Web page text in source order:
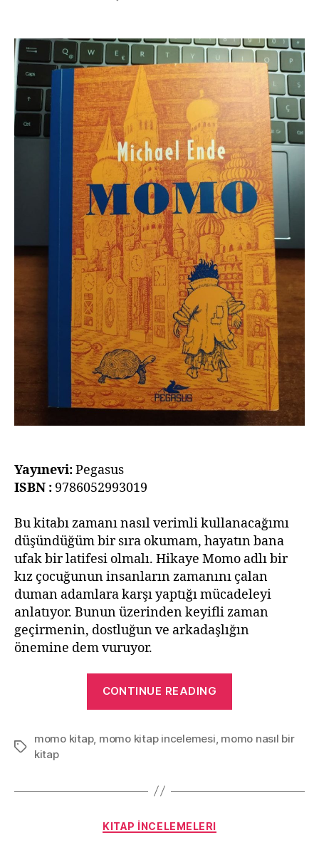
Michael
ENDE
Yayınevi:Pegasus
ISBN : 9786052993019
Bu kitabı zamanı nasıl verimli kullanacağımı
düşündüğüm bir sıra okumam, hayatın bana
ufak bir latifesi olmalı. Hikaye Momo adlı bir
kız çocuğunun insanların zamanını çalan
duman adamlara karşı yaptığı mücadeleyi
anlatıyor. Bunun üzerinden keyifli zaman
geçirmenin, dostluğun ve arkadaşlığın
önemine dem vuruyor.
CONTINUE READING
ENDE”
Tags
momo kitap, momo kitap incelemesi momo nasıl bir
kitap
Categories
KITAP İNCELEMELERI